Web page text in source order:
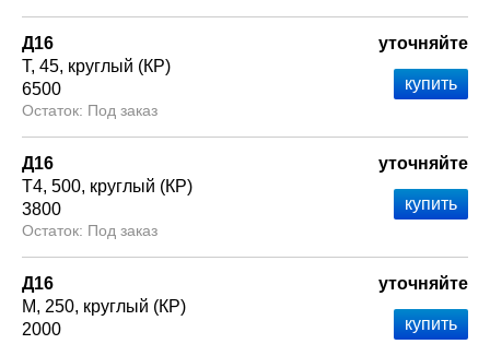
Д16
Т 45 круглый (КР)
6500
Под заказ
уточняйте
Д16
Т4 500 круглый (КР)
3800
Под заказ
уточняйте
Д16
М
250 круглый (КР)
2000
уточняйте